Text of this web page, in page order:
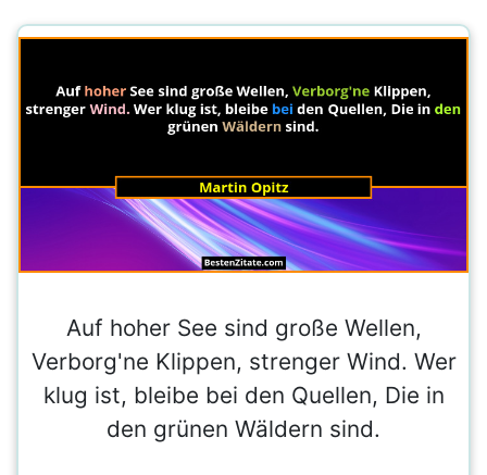
Auf hoher See sind große Wellen,
Verborg'ne Klippen, strenger Wind. Wer
klug ist, bleibe bei den Quellen, Die in
den grünen Wäldern sind.